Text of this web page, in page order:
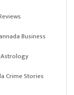
Business
Crime Stories